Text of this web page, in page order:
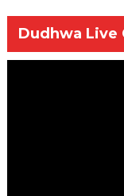
Dudhwa Live